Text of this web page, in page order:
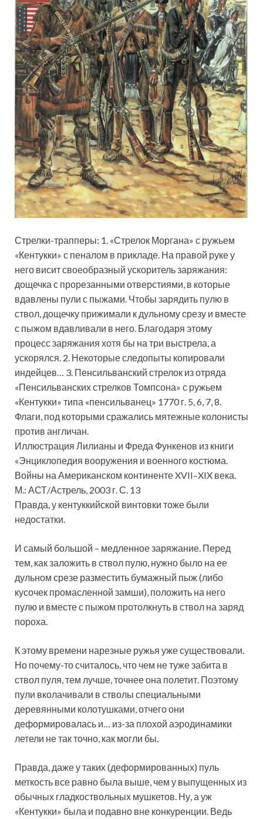
Стрелки-трапперы: 1. «Стрелок Моргана» с ружьем
«Кентукки» с пеналом в прикладе. На правой руке у
него висит своеобразный ускоритель заряжания:
дощечка с прорезанными отверстиями, в которые
вдавлены пули с пыжами. Чтобы зарядить пулю в
ствол, дощечку прижимали к дульному срезу и вместе
с пыжом вдавливали в него. Благодаря этому
процесс заряжания хотя бы на три выстрела, а
ускорялся. 2. Некоторые следопыты копировали
индейцев… 3. Пенсильванский стрелок из отряда
«Пенсильванских стрелков Томпсона» с ружьем
«Кентукки» типа «пенсильванец» 1770 г. 5, 6, 7, 8.
Флаги, под которыми сражались мятежные колонисты
против англичан.
Иллюстрация Лилианы и Фреда Функенов из книги
«Энциклопедия вооружения и военного костюма.
Войны на Американском континенте XVII–XIX века.
М.: АСТ/Астрель, 2003 г. С. 13
Правда, у кентуккийской винтовки тоже были
недостатки.
И самый большой – медленное заряжание. Перед
тем, как заложить в ствол пулю, нужно было на ее
дульном срезе разместить бумажный пыж (либо
кусочек промасленной замши), положить на него
пулю и вместе с пыжом протолкнуть в ствол на заряд
пороха.
К этому времени нарезные ружья уже существовали.
Но почему-то считалось, что чем не туже забита в
ствол пуля, тем лучше, точнее она полетит. Поэтому
пули вколачивали в стволы специальными
деревянными колотушками, отчего они
деформировалась и… из-за плохой аэродинамики
летели не так точно, как могли бы.
Правда, даже у таких (деформированных) пуль
меткость все равно была выше, чем у выпущенных из
обычных гладкоствольных мушкетов. Ну, а уж
«Кентукки» была и подавно вне конкуренции. Ведь